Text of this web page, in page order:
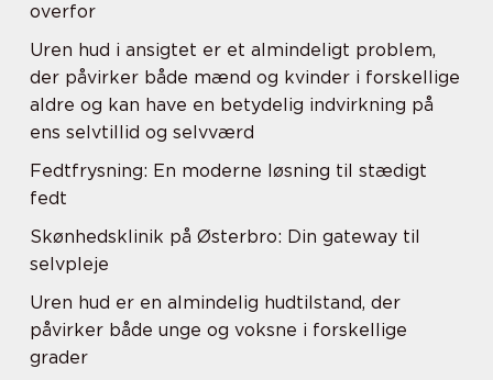
overfor
Uren hud i ansigtet er et almindeligt problem,
der påvirker både mænd og kvinder i forskellige
aldre og kan have en betydelig indvirkning på
ens selvtillid og selvværd
Fedtfrysning: En moderne løsning til stædigt
fedt
Skønhedsklinik på Østerbro: Din gateway til
selvpleje
Uren hud er en almindelig hudtilstand, der
påvirker både unge og voksne i forskellige
grader